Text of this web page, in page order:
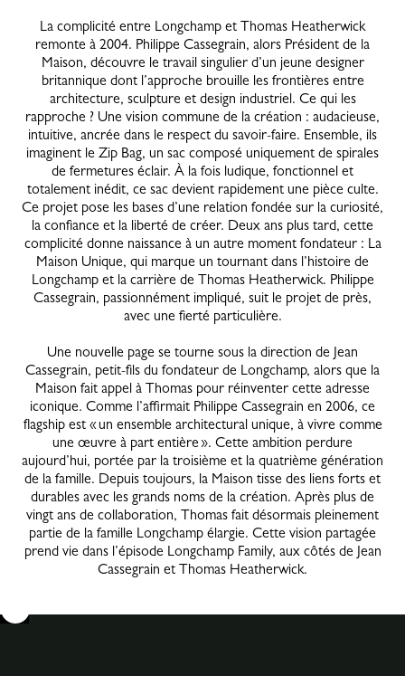
La complicité entre Longchamp et Thomas Heatherwick
remonte à 2004. Philippe Cassegrain, alors Président de la
Maison, découvre le travail singulier d’un jeune designer
britannique dont l’approche brouille les frontières entre
architecture, sculpture et design industriel. Ce qui les
rapproche ? Une vision commune de la création : audacieuse,
intuitive, ancrée dans le respect du savoir-faire. Ensemble, ils
imaginent le Zip Bag, un sac composé uniquement de spirales
de fermetures éclair. À la fois ludique, fonctionnel et
totalement inédit, ce sac devient rapidement une pièce culte.
Ce projet pose les bases d’une relation fondée sur la curiosité,
la confiance et la liberté de créer. Deux ans plus tard, cette
complicité donne naissance à un autre moment fondateur : La
Maison Unique, qui marque un tournant dans l’histoire de
Longchamp et la carrière de Thomas Heatherwick. Philippe
Cassegrain, passionnément impliqué, suit le projet de près,
avec une fierté particulière.
Une nouvelle page se tourne sous la direction de Jean
Cassegrain, petit-fils du fondateur de Longchamp, alors que la
Maison fait appel à Thomas pour réinventer cette adresse
iconique. Comme l’affirmait Philippe Cassegrain en 2006, ce
flagship est « un ensemble architectural unique, à vivre comme
une œuvre à part entière ». Cette ambition perdure
aujourd’hui, portée par la troisième et la quatrième génération
de la famille. Depuis toujours, la Maison tisse des liens forts et
durables avec les grands noms de la création. Après plus de
vingt ans de collaboration, Thomas fait désormais pleinement
partie de la famille Longchamp élargie. Cette vision partagée
prend vie dans l’épisode Longchamp Family, aux côtés de Jean
Cassegrain et Thomas Heatherwick.